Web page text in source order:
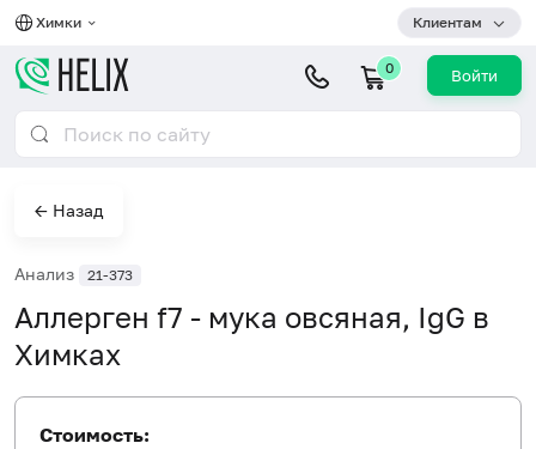
Химки Клиентам
0 Войти
← Назад
Анализ 21-373
Аллерген f7 - мука овсяная, IgG в
Химках
Стоимость: